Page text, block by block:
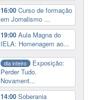
16:00 Curso de formação
em Jornalismo ...
19:00 Aula Magna do
IELA: Homenagem ao...
dia inteiro
Exposição:
Perder Tudo.
Novament...
14:00 Soberania